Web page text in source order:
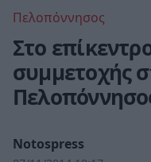
Πελοπόννησος
Στο
συμμετοχής
Notospress